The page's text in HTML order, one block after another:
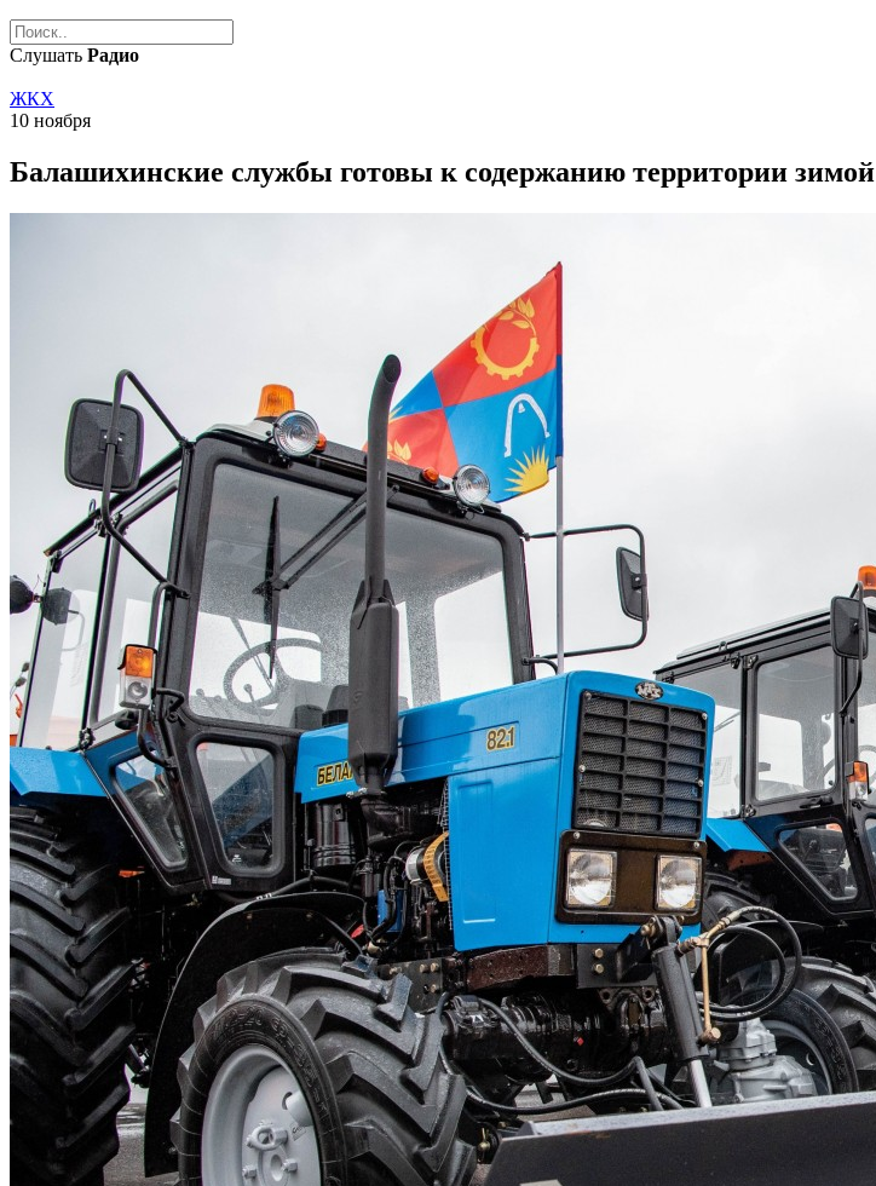
Слушать Радио
ЖКХ
10 ноября
Балашихинские службы готовы к содержанию территории зимой